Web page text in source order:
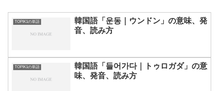
TOPIK1の単語
韓国語「운동｜ウンドン」の意味、発
音、読み方
TOPIK1の単語
韓国語「들어가다｜トゥロガダ」の意
味、発音、読み方